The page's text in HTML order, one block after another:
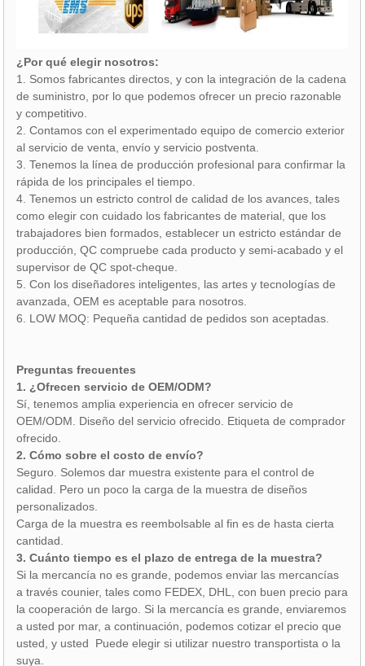
¿Por qué elegir nosotros:
1. Somos fabricantes directos, y con la integración de la cadena
de suministro, por lo que podemos ofrecer un precio razonable
y competitivo.
2. Contamos con el experimentado equipo de comercio exterior
al servicio de venta, envío y servicio postventa.
3. Tenemos la línea de producción profesional para confirmar la
rápida de los principales el tiempo.
4. Tenemos un estricto control de calidad de los avances, tales
como elegir con cuidado los fabricantes de material, que los
trabajadores bien formados, establecer un estricto estándar de
producción, QC compruebe cada producto y semi-acabado y el
supervisor de QC spot-cheque.
5. Con los diseñadores inteligentes, las artes y tecnologías de
avanzada, OEM es aceptable para nosotros.
6. LOW MOQ: Pequeña cantidad de pedidos son aceptadas.
Preguntas frecuentes
1. ¿Ofrecen servicio de OEM/ODM?
Sí, tenemos amplia experiencia en ofrecer servicio de
OEM/ODM. Diseño del servicio ofrecido. Etiqueta de comprador
ofrecido.
2. Cómo sobre el costo de envío?
Seguro. Solemos dar muestra existente para el control de
calidad. Pero un poco la carga de la muestra de diseños
personalizados.
Carga de la muestra es reembolsable al fin es de hasta cierta
cantidad.
3. Cuánto tiempo es el plazo de entrega de la muestra?
Si la mercancía no es grande, podemos enviar las mercancías
a través counier, tales como FEDEX, DHL, con buen precio para
la cooperación de largo. Si la mercancía es grande, enviaremos
a usted por mar, a continuación, podemos cotizar el precio que
usted, y usted Puede elegir si utilizar nuestro transportista o la
suya.